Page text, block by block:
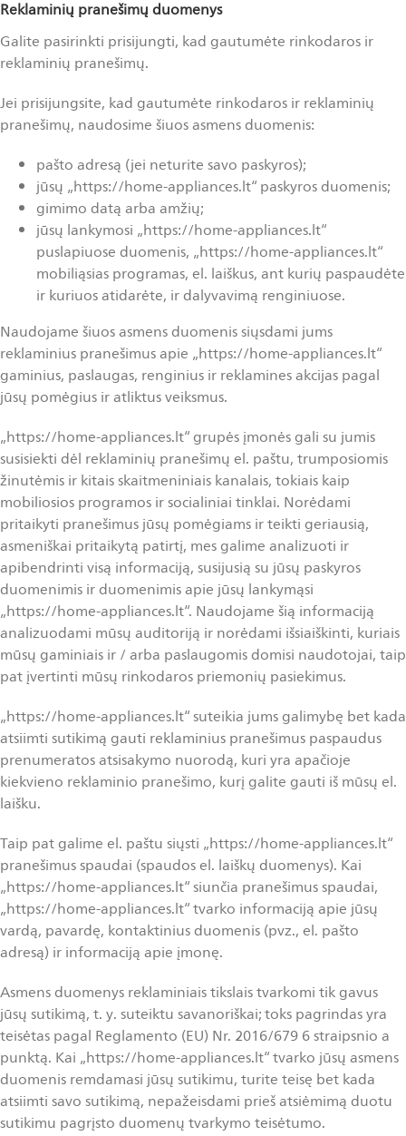
Reklaminių pranešimų duomenys
Galite pasirinkti prisijungti, kad gautumėte rinkodaros ir
reklaminių pranešimų.
Jei prisijungsite, kad gautumėte rinkodaros ir reklaminių
pranešimų, naudosime šiuos asmens duomenis:
pašto adresą (jei neturite savo paskyros);
jūsų „https://home-appliances.lt“ paskyros duomenis;
gimimo datą arba amžių;
jūsų lankymosi „https://home-appliances.lt“
puslapiuose duomenis, „https://home-appliances.lt“
mobiliąsias programas, el. laiškus, ant kurių paspaudėte
ir kuriuos atidarėte, ir dalyvavimą renginiuose.
Naudojame šiuos asmens duomenis siųsdami jums
reklaminius pranešimus apie „https://home-appliances.lt“
gaminius, paslaugas, renginius ir reklamines akcijas pagal
jūsų pomėgius ir atliktus veiksmus.
„https://home-appliances.lt“ grupės įmonės gali su jumis
susisiekti dėl reklaminių pranešimų el. paštu, trumposiomis
žinutėmis ir kitais skaitmeniniais kanalais, tokiais kaip
mobiliosios programos ir socialiniai tinklai. Norėdami
pritaikyti pranešimus jūsų pomėgiams ir teikti geriausią,
asmeniškai pritaikytą patirtį, mes galime analizuoti ir
apibendrinti visą informaciją, susijusią su jūsų paskyros
duomenimis ir duomenimis apie jūsų lankymąsi
„https://home-appliances.lt“. Naudojame šią informaciją
analizuodami mūsų auditoriją ir norėdami išsiaiškinti, kuriais
mūsų gaminiais ir / arba paslaugomis domisi naudotojai, taip
pat įvertinti mūsų rinkodaros priemonių pasiekimus.
„https://home-appliances.lt“ suteikia jums galimybę bet kada
atsiimti sutikimą gauti reklaminius pranešimus paspaudus
prenumeratos atsisakymo nuorodą, kuri yra apačioje
kiekvieno reklaminio pranešimo, kurį galite gauti iš mūsų el.
laišku.
Taip pat galime el. paštu siųsti „https://home-appliances.lt“
pranešimus spaudai (spaudos el. laiškų duomenys). Kai
„https://home-appliances.lt“ siunčia pranešimus spaudai,
„https://home-appliances.lt“ tvarko informaciją apie jūsų
vardą, pavardę, kontaktinius duomenis (pvz., el. pašto
adresą) ir informaciją apie įmonę.
Asmens duomenys reklaminiais tikslais tvarkomi tik gavus
jūsų sutikimą, t. y. suteiktu savanoriškai; toks pagrindas yra
teisėtas pagal Reglamento (EU) Nr. 2016/679 6 straipsnio a
punktą. Kai „https://home-appliances.lt“ tvarko jūsų asmens
duomenis remdamasi jūsų sutikimu, turite teisę bet kada
atsiimti savo sutikimą, nepažeisdami prieš atsiėmimą duotu
sutikimu pagrįsto duomenų tvarkymo teisėtumo.